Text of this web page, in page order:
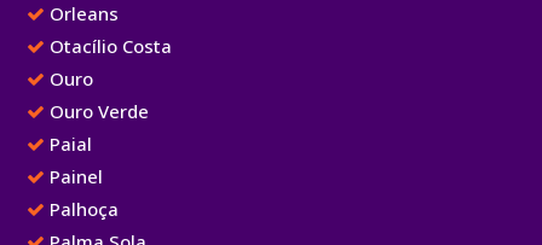
Orleans
Otacílio Costa
Ouro
Ouro Verde
Paial
Painel
Palhoça